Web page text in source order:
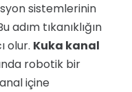
sistemlerinin
adım tıkanıklığın
olur. Kuka kanal
robotik bir
içine